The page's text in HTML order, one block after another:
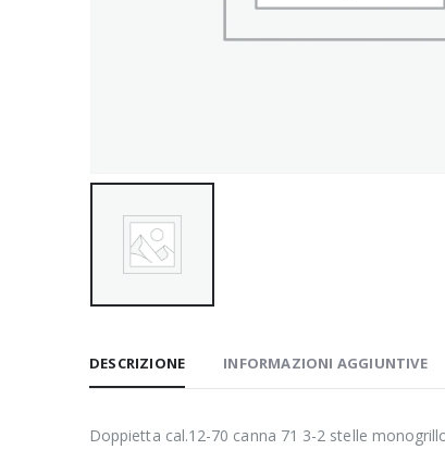
DESCRIZIONE INFORMAZIONI AGGIUNTIVE
Doppietta cal.12-70 canna 71 3-2 stelle